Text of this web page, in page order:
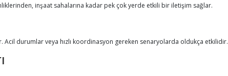
inşaat sahalarına kadar pek çok yerde etkili bir iletişim sağlar.
durumlar veya hızlı koordinasyon gereken senaryolarda oldukça etkilidir.